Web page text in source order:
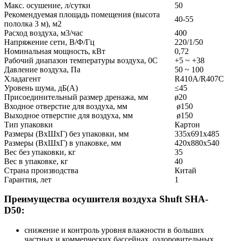
Макс. осушение, л/сутки
50
Рекомендуемая площадь помещения (высота
пололка 3 м), м2
40-55
Расход воздуха, м3/час
400
Напряжение сети, В/Ф/Гц
220/1/50
Номинальная мощность, кВт
0,72
Рабочий диапазон температуры воздуха, 0С
+5 ~ +38
Давление воздуха, Па
50 ~ 100
Хладагент
R410A/R407C
Уровень шума, дБ(A)
≤45
Присоединительный размер дренажа, мм
ø20
Входное отверстие для воздуха, мм
ø150
Выходное отверстие для воздуха, мм
ø150
Тип упаковки
Картон
Размеры (ВхШхГ) без упаковки, мм
335x691x485
Размеры (ВхШхГ) в упаковке, мм
420x880x540
Вес без упаковки, кг
35
Вес в упаковке, кг
40
Страна производства
Китай
Гарантия, лет
1
Преимущества осушителя воздуха Shuft SHA-
D50:
снижение и контроль уровня влажности в больших
частных и коммерческих бассейнах, оздоровительных